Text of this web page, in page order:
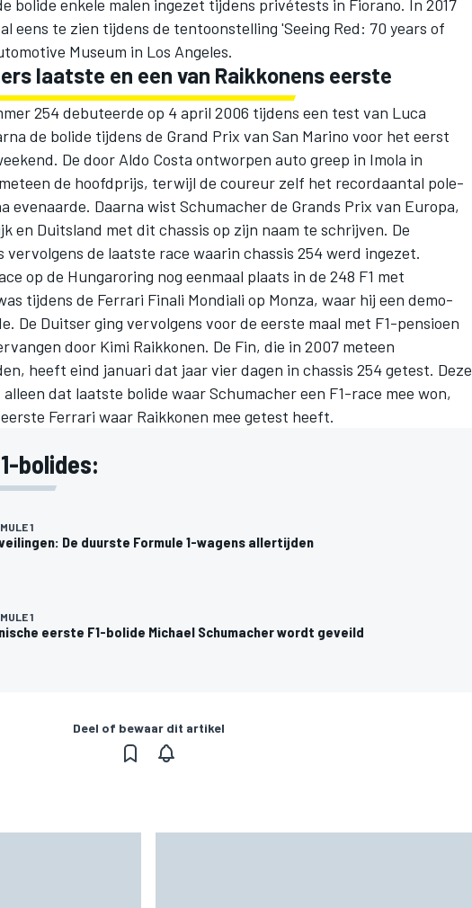
bolide enkele malen ingezet tijdens privétests in Fiorano. In 2017
eens te zien tijdens de tentoonstelling 'Seeing Red: 70 years of
Museum in Los Angeles.
laatste en een van Raikkonens eerste
254 debuteerde op 4 april 2006 tijdens een test van Luca
de bolide tijdens de Grand Prix van San Marino voor het eerst
De door Aldo Costa ontworpen auto greep in Imola in
de hoofdprijs, terwijl de coureur zelf het recordaantal pole-
evenaarde. Daarna wist Schumacher de Grands Prix van Europa,
en Duitsland met dit chassis op zijn naam te schrijven. De
vervolgens de laatste race waarin chassis 254 werd ingezet.
op de Hungaroring nog eenmaal plaats in de 248 F1 met
tijdens de Ferrari Finali Mondiali op Monza, waar hij een demo-
De Duitser ging vervolgens voor de eerste maal met F1-pensioen
door Kimi Raikkonen. De Fin, die in 2007 meteen
heeft eind januari dat jaar vier dagen in chassis 254 getest. Deze
dat laatste bolide waar Schumacher een F1-race mee won,
Ferrari waar Raikkonen mee getest heeft.
bolides:
1
De duurste Formule 1-wagens allertijden
1
eerste F1-bolide Michael Schumacher wordt geveild
Deel of bewaar dit artikel